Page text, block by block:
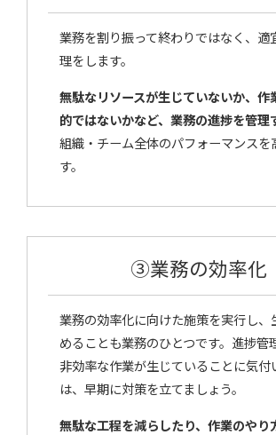
業務を割り振って終わりではなく、適
理をします。
無駄なリソースが生じていないか、作
的ではないかなど、業務の進捗を管理
組織・チーム全体のパフォーマンスを
す。
③業務の効率化
業務の効率化に向けた施策を実行し、
めることも業務のひとつです。進捗管
非効率な作業が生じていることに気付
は、早期に対策を立てましょう。
無駄な工程を減らしたり、作業のやり